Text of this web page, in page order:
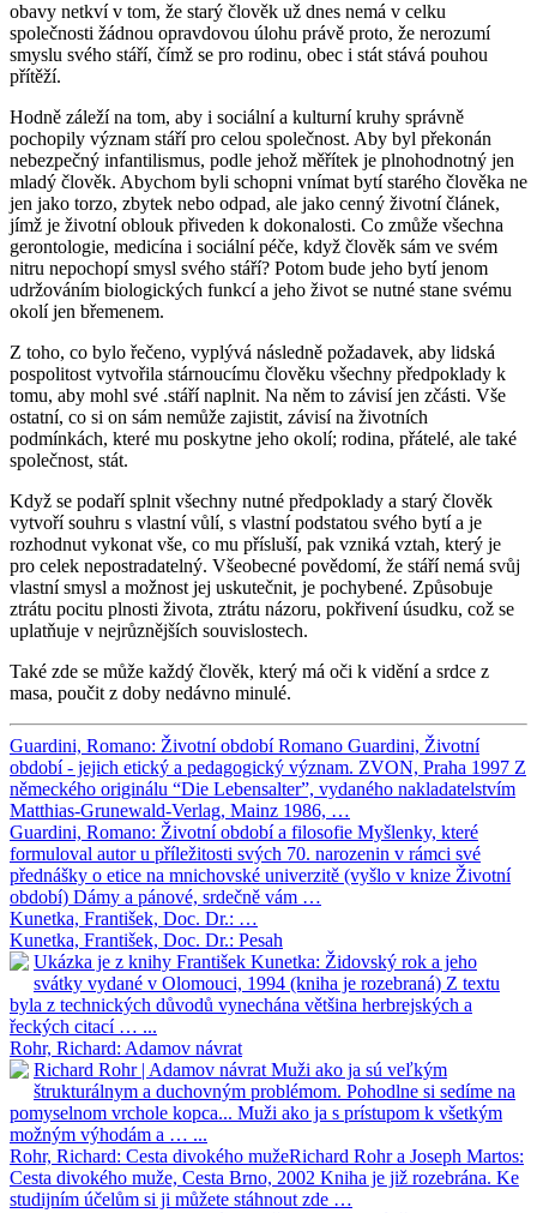
obavy netkví v tom, že starý člověk už dnes nemá v celku
společnosti žádnou opravdovou úlohu právě proto, že nerozumí
smyslu svého stáří, čímž se pro rodinu, obec i stát stává pouhou
přítěží.
Hodně záleží na tom, aby i sociální a kulturní kruhy správně
pochopily význam stáří pro celou společnost. Aby byl překonán
nebezpečný infantilismus, podle jehož měřítek je plnohodnotný jen
mladý člověk. Abychom byli schopni vnímat bytí starého člověka ne
jen jako torzo, zbytek nebo odpad, ale jako cenný životní článek,
jímž je životní oblouk přiveden k dokonalosti. Co zmůže všechna
gerontologie, medicína i sociální péče, když člověk sám ve svém
nitru nepochopí smysl svého stáří? Potom bude jeho bytí jenom
udržováním biologických funkcí a jeho život se nutné stane svému
okolí jen břemenem.
Z toho, co bylo řečeno, vyplývá následně požadavek, aby lidská
pospolitost vytvořila stárnoucímu člověku všechny předpoklady k
tomu, aby mohl své .stáří naplnit. Na něm to závisí jen zčásti. Vše
ostatní, co si on sám nemůže zajistit, závisí na životních
podmínkách, které mu poskytne jeho okolí; rodina, přátelé, ale také
společnost, stát.
Když se podaří splnit všechny nutné předpoklady a starý člověk
vytvoří souhru s vlastní vůlí, s vlastní podstatou svého bytí a je
rozhodnut vykonat vše, co mu přísluší, pak vzniká vztah, který je
pro celek nepostradatelný. Všeobecné povědomí, že stáří nemá svůj
vlastní smysl a možnost jej uskutečnit, je pochybené. Způsobuje
ztrátu pocitu plnosti života, ztrátu názoru, pokřivení úsudku, což se
uplatňuje v nejrůznějších souvislostech.
Také zde se může každý člověk, který má oči k vidění a srdce z
masa, poučit z doby nedávno minulé.
Guardini, Romano: Životní obdobíRomano Guardini, Životní
období - jejich etický a pedagogický význam. ZVON, Praha 1997 Z
německého originálu “Die Lebensalter”, vydaného nakladatelstvím
Matthias-Grunewald-Verlag, Mainz 1986, …
Guardini, Romano: Životní období a filosofie Myšlenky, které
formuloval autor u příležitosti svých 70. narozenin v rámci své
přednášky o etice na mnichovské univerzitě (vyšlo v knize Životní
období) Dámy a pánové, srdečně vám …
Kunetka, František, Doc. Dr.: …
Kunetka, František, Doc. Dr.: Pesah
Ukázka je z knihy František Kunetka: Židovský rok a jeho
svátky vydané v Olomouci, 1994 (kniha je rozebraná) Z textu
byla z technických důvodů vynechána většina herbrejských a
řeckých citací … ...
Rohr, Richard: Adamov návrat
Richard Rohr | Adamov návrat Muži ako ja sú veľkým
štrukturálnym a duchovným problémom. Pohodlne si sedíme na
pomyselnom vrchole kopca... Muži ako ja s prístupom k všetkým
možným výhodám a … ...
Rohr, Richard: Cesta divokého mužeRichard Rohr a Joseph Martos:
Cesta divokého muže, Cesta Brno, 2002 Kniha je již rozebrána. Ke
studijním účelům si ji můžete stáhnout zde …